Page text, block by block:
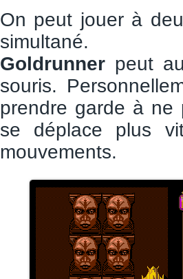
On peut jouer à
simultané.
Goldrunner peut
souris.
prendre garde à
se déplace plus
mouvements.